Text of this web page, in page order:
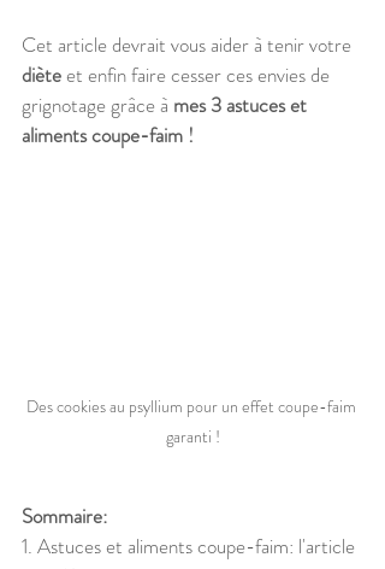
Cet article devrait vous aider à tenir votre
diète et enfin faire cesser ces envies de
grignotage grâce à mes 3 astuces et
aliments coupe-faim !
Des cookies au psyllium pour un effet coupe-faim
garanti !
Sommaire:
1. Astuces et aliments coupe-faim: l'article